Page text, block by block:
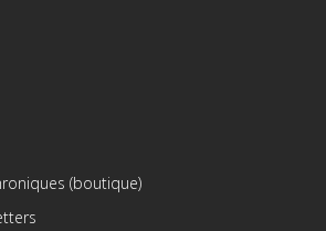
(boutique)